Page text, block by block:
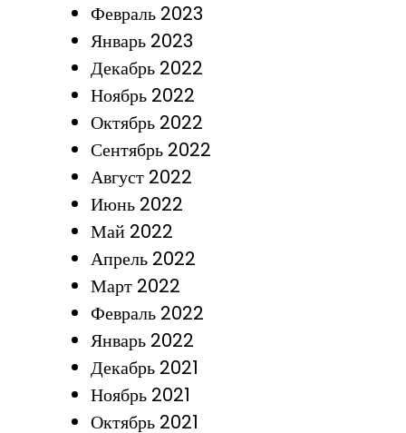
Февраль 2023
Январь 2023
Декабрь 2022
Ноябрь 2022
Октябрь 2022
Сентябрь 2022
Август 2022
Июнь 2022
Май 2022
Апрель 2022
Март 2022
Февраль 2022
Январь 2022
Декабрь 2021
Ноябрь 2021
Октябрь 2021